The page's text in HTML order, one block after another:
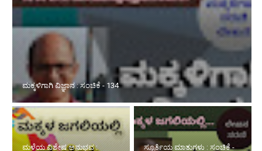
ಮಕ್ಕಳಿಗಾಗಿ ವಿಜ್ಞಾನ : ಸಂಚಿಕೆ - 134
ಮಳೆಯ ವಿಶೇಷ ಅನುಭವ :
ಸ್ಫೂರ್ತಿಯ ಮಾತುಗಳು : ಸಂಚಿಕೆ -